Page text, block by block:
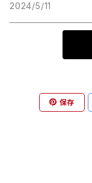
2024/5/11
保存